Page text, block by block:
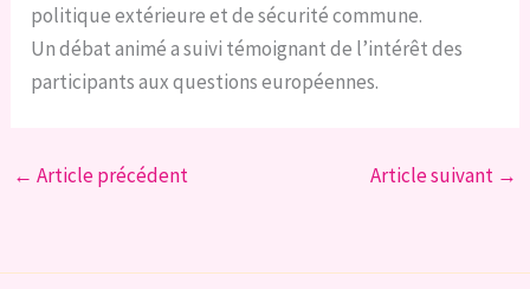
politique extérieure et de sécurité commune.
Un débat animé a suivi témoignant de l’intérêt des
participants aux questions européennes.
← Article précédent Article suivant →